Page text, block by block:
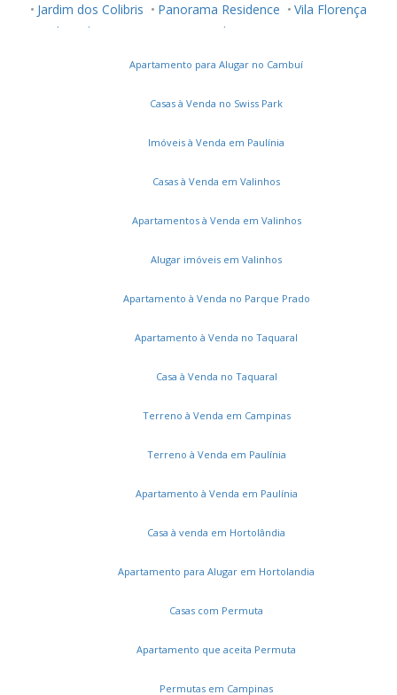
Ubatuba/SP
Valinhos/SP
Vinhedo/SP
Jardim dos Colibris
Panorama Residence
Vila Florença
Jardim Juliana
Loteamento Park Gran Reserve
Jardim Montreal Residence
Residencial Milano
Jardim São Francisco
Jardim Belo Horizonte
Colinas de Indaiatuba
Jardim Vila Paradiso
Vila Pires da Cunha
Jardim Europa II
Parque Residencial Indaiá
Jardim Residencial Alto de Itaici
Parque Residencial Sabiás
Parque São Lourenço
Colinas do Mosteiro de Itaici
Cidade Nova II
Jardim Reserva Bom Viver de Indaiatuba
Jardim Residencial Dona Lucilla
Jardim Residencial Viena
Residencial Duas Marias
Apartamento para Alugar no Cambuí
Casas à Venda no Swiss Park
Imóveis à Venda em Paulínia
Casas à Venda em Valinhos
Apartamentos à Venda em Valinhos
Alugar imóveis em Valinhos
Apartamento à Venda no Parque Prado
Apartamento à Venda no Taquaral
Casa à Venda no Taquaral
Terreno à Venda em Campinas
Terreno à Venda em Paulínia
Apartamento à Venda em Paulínia
Casa à venda em Hortolândia
Apartamento para Alugar em Hortolandia
Casas com Permuta
Apartamento que aceita Permuta
Permutas em Campinas
Serviços
Cadastros e Propostas